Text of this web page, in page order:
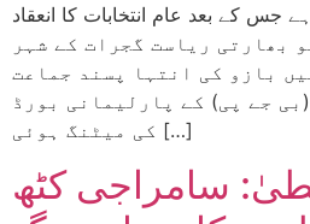
جس کے بعد عام انتخابات کا انعقاد
13 ستمبر کو بھارتی ریاست گجرات کے شہر
بازو کی انتہا پسند جماعت
جے پی) کے پارلیمانی بورڈ
کی میٹنگ ہوئی […]
سامراجی کٹھ